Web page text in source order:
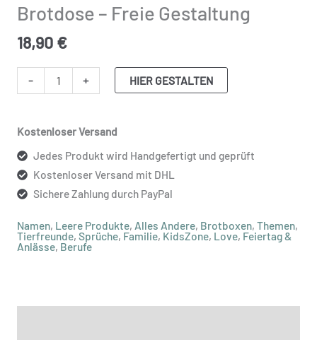
Brotdose – Freie Gestaltung
18,90 €
-
Gestaltung
Menge
+ HIER GESTALTEN
Kostenloser Versand
Jedes Produkt wird Handgefertigt und geprüft
Kostenloser Versand mit DHL
Sichere Zahlung durch PayPal
Namen, Leere Produkte, Alles Andere, Brotboxen, Themen,
Tierfreunde, Sprüche, Familie, KidsZone, Love, Feiertag &
Anlässe, Berufe